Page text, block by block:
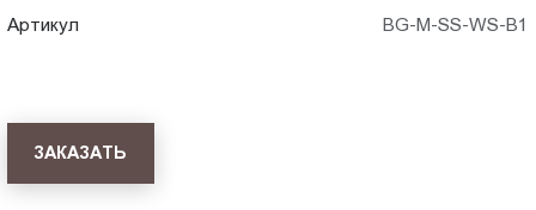
Артикул BG-M-SS-WS-B1
ЗАКАЗАТЬ